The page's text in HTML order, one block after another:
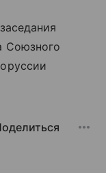
Союзного